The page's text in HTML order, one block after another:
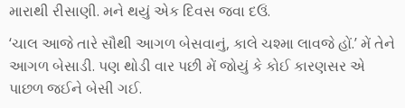
મારાથી રીસાણી. મને થયું એક દિવસ જવા દઉં.
‘ચાલ આજે તારે સૌથી આગળ બેસવાનું, કાલે ચશ્મા લાવજે હોં.’ મેં તેને
આગળ બેસાડી. પણ થોડી વાર પછી મેં જોયું કે કોઈ કારણસર એ
પાછળ જઈને બેસી ગઈ.